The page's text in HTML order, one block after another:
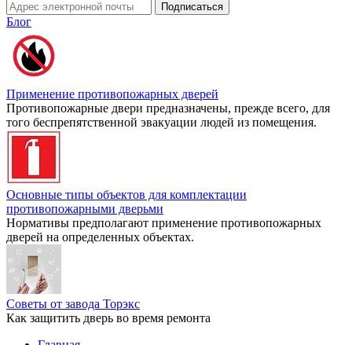
Блог
Применение противопожарных дверей
Противопожарные двери предназначены, прежде всего, для
того беспрепятственной эвакуации людей из помещения.
Основные типы объектов для комплектации
противопожарными дверьми
Нормативы предполагают применение противопожарных
дверей на определенных объектах.
Советы от завода Торэкс
Как защитить дверь во время ремонта